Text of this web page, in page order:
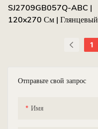
Отправьте свой запрос
Имя
SJ2709GB057Q-ABC |
120x270 См | Глянцевый
1